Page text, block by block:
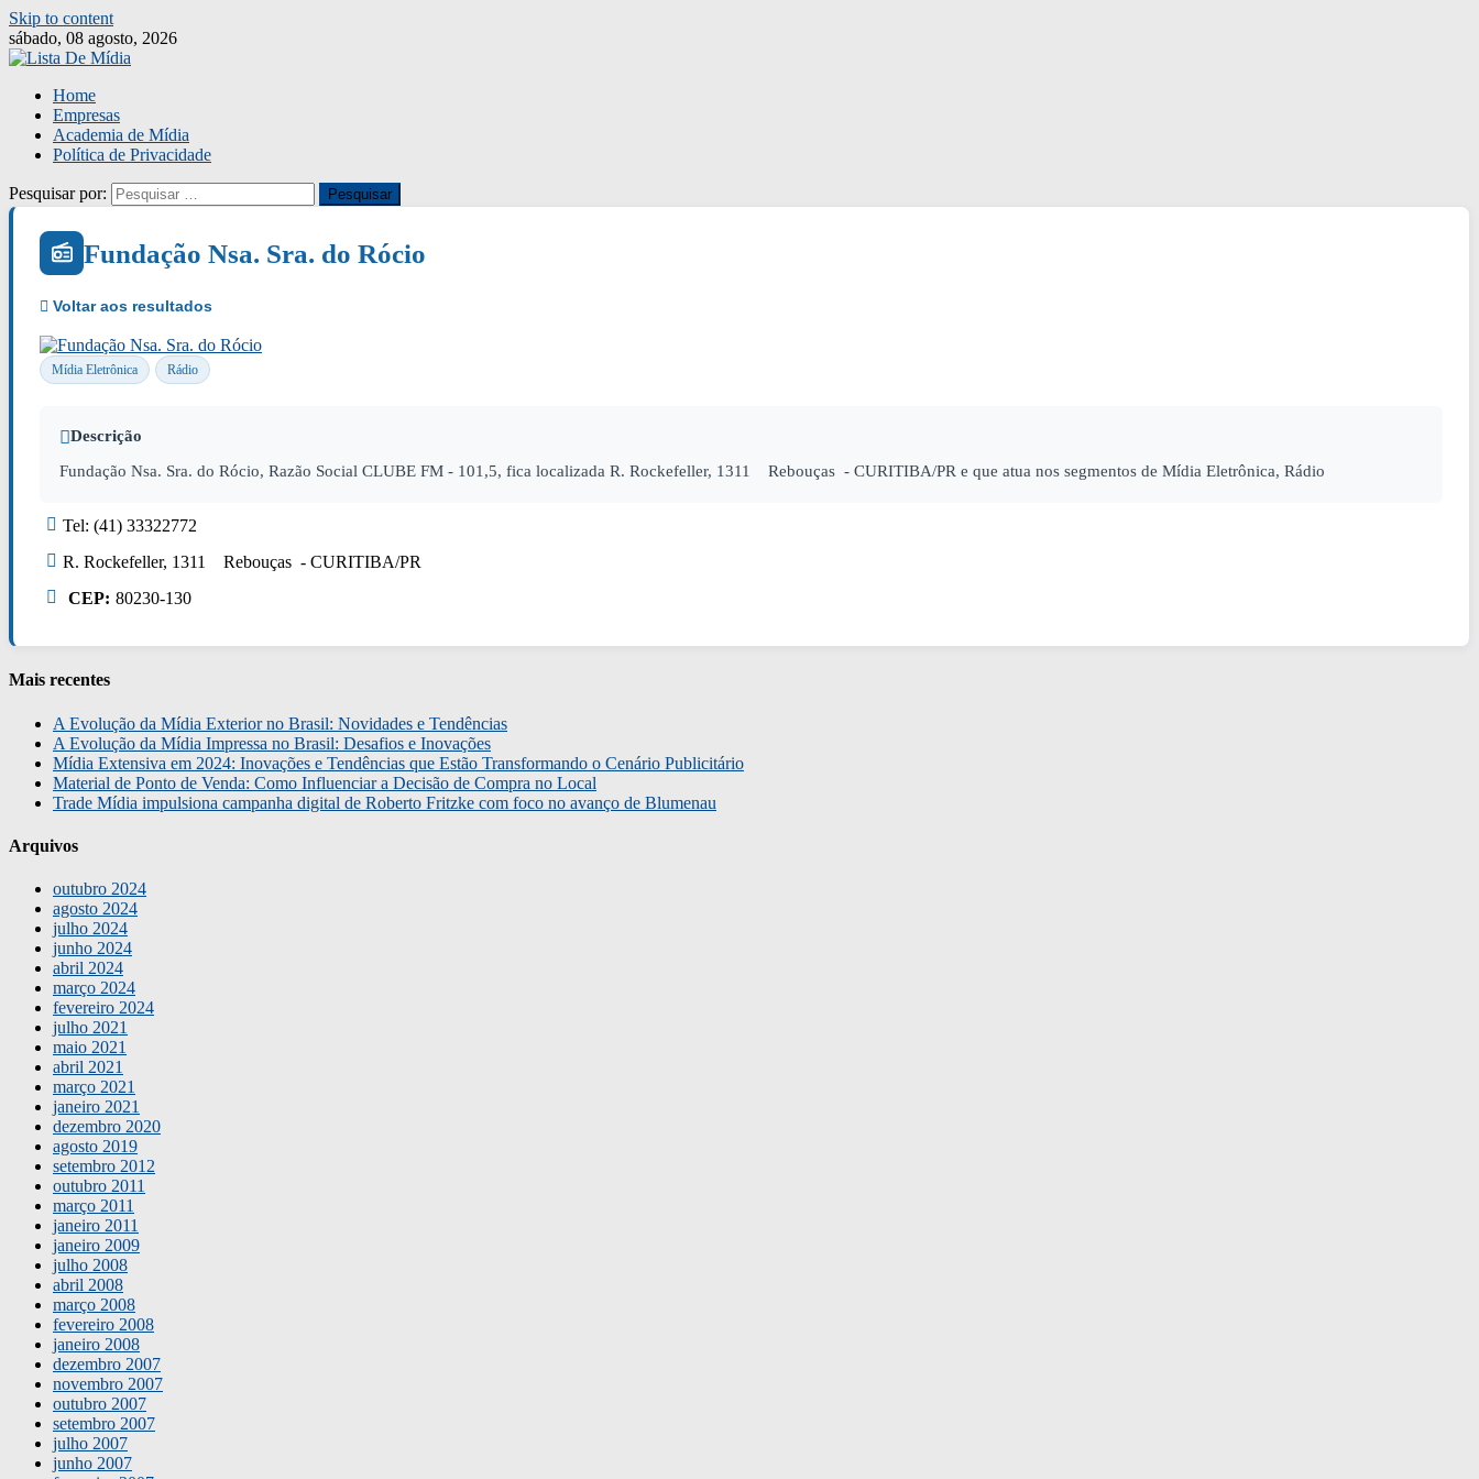
Skip to content
sábado, 08 agosto, 2026
Home
Empresas
Academia de Mídia
Política de Privacidade
Pesquisar por:
Fundação Nsa. Sra. do Rócio
Mídia Eletrônica Rádio
Descrição
Fundação Nsa. Sra. do Rócio, Razão Social CLUBE FM - 101,5, fica localizada R. Rockefeller, 1311 Rebouças - CURITIBA/PR e que atua nos segmentos de Mídia Eletrônica, Rádio
Tel: (41) 33322772
R. Rockefeller, 1311 Rebouças - CURITIBA/PR
CEP: 80230-130
Mais recentes
A Evolução da Mídia Exterior no Brasil: Novidades e Tendências
A Evolução da Mídia Impressa no Brasil: Desafios e Inovações
Mídia Extensiva em 2024: Inovações e Tendências que Estão Transformando o Cenário Publicitário
Material de Ponto de Venda: Como Influenciar a Decisão de Compra no Local
Trade Mídia impulsiona campanha digital de Roberto Fritzke com foco no avanço de Blumenau
Arquivos
outubro 2024
agosto 2024
julho 2024
junho 2024
abril 2024
março 2024
fevereiro 2024
julho 2021
maio 2021
abril 2021
março 2021
janeiro 2021
dezembro 2020
agosto 2019
setembro 2012
outubro 2011
março 2011
janeiro 2011
janeiro 2009
julho 2008
abril 2008
março 2008
fevereiro 2008
janeiro 2008
dezembro 2007
novembro 2007
outubro 2007
setembro 2007
julho 2007
junho 2007